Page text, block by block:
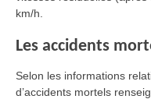
km/h.
Les accidents
Selon les informations
d’accidents mortels